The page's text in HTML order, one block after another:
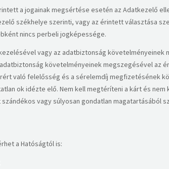
a jogainak megsértése esetén az Adatkezelő
székhelye szerinti, vagy az érintett választása
nincs perbeli jogképessége.
vagy az adatbiztonság
követelményeinek megszegésével
való felelősség és a sérelemdíj megfizetésének
ok idézte elő. Nem kell megtéríteni a kárt és
vagy súlyosan gondatlan magatartásából
a Hatóságtól is: